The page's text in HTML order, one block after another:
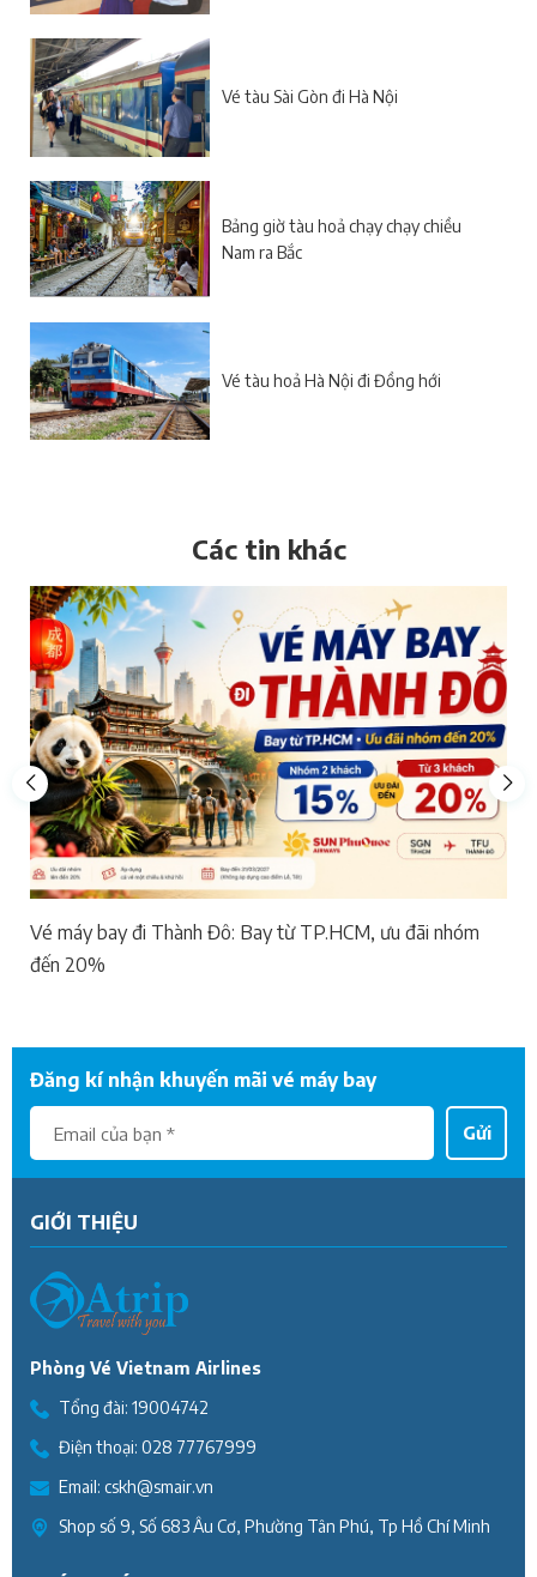
Vé tàu Sài Gòn đi Hà Nội
Bảng giờ tàu hoả chạy chạy chiều
Nam ra Bắc
Vé tàu hoả Hà Nội đi Đồng hới
Các tin khác
Vé máy bay đi Thành Đô: Bay từ TP.HCM, ưu đãi nhóm
đến 20%
Đăng kí nhận khuyến mãi vé máy bay
Gửi
GIỚI THIỆU
Phòng Vé Vietnam Airlines
Tổng đài: 19004742
Điện thoại: 028 77767999
Email: cskh@smair.vn
Shop số 9, Số 683 Âu Cơ, Phường Tân Phú, Tp Hồ Chí Minh